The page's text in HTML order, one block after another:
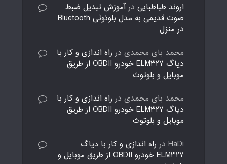
اروند طباطبایی درآموزش تبدیل ضبط
صوت قدیمی به مدل بلوتوثی Bluetooth
در منزل
محمد بای محمدی در راه اندازی و کار با
دیاگ ELM327 خودرو OBDII از طریق
موبایل و بلوتوث
محمد بای محمدی در راه اندازی و کار با
دیاگ ELM327 خودرو OBDII از طریق
موبایل و بلوتوث
HaDi در راه اندازی و کار با دیاگ
ELM327 خودرو OBDII از طریق موبایل و